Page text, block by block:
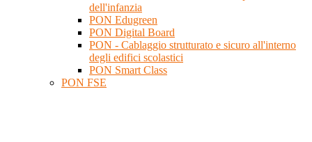
dell'infanzia
PON Edugreen
PON Digital Board
PON - Cablaggio strutturato e sicuro all'interno
degli edifici scolastici
PON Smart Class
PON FSE